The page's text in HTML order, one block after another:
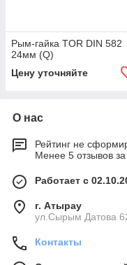
Рым-гайка TOR DIN 582
24мм (Q)
Цену уточняйте
О нас
Рейтинг не
Менее 5 отзывов
Работает с
г. Атырау
ул.Сырым Датова
Контакты